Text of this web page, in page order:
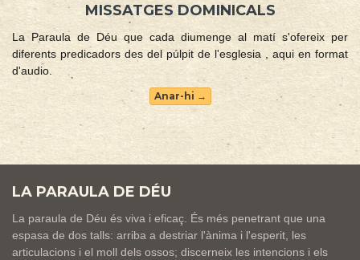
MISSATGES DOMINICALS
La Paraula de Déu que cada diumenge al matí s'ofereix per
diferents predicadors des del púlpit de l'esglesia , aqui en format
d'audio.
Anar-hi →
LA PARAULA DE DÉU
La paraula de Déu és viva i eficaç. És més penetrant que una
espasa de dos talls: arriba a destriar l'ànima i l'esperit, les
articulacions i el moll dels ossos; discerneix les intencions i els